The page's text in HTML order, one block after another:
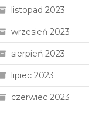
listopad 2023
wrzesień 2023
sierpień 2023
lipiec 2023
czerwiec 2023